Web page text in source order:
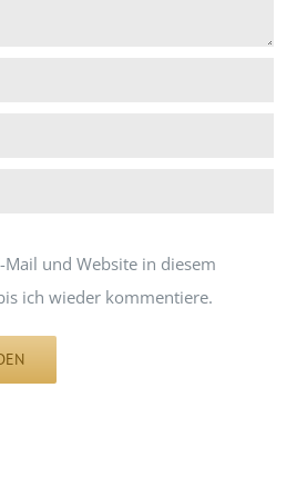
Mail und Website in diesem
ich wieder kommentiere.